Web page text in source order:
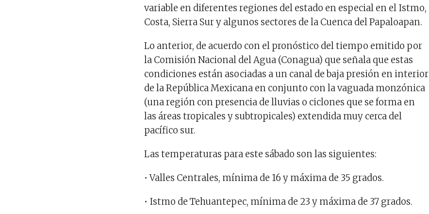
variable en diferentes regiones del estado en especial en el Istmo,
Costa, Sierra Sur y algunos sectores de la Cuenca del Papaloapan.
Lo anterior, de acuerdo con el pronóstico del tiempo emitido por
la Comisión Nacional del Agua (Conagua) que señala que estas
condiciones están asociadas a un canal de baja presión en interior
de la República Mexicana en conjunto con la vaguada monzónica
(una región con presencia de lluvias o ciclones que se forma en
las áreas tropicales y subtropicales) extendida muy cerca del
pacífico sur.
Las temperaturas para este sábado son las siguientes:
• Valles Centrales, mínima de 16 y máxima de 35 grados.
• Istmo de Tehuantepec, mínima de 23 y máxima de 37 grados.